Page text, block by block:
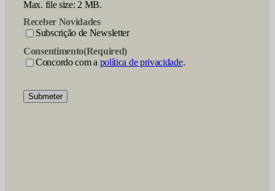
Max. file size: 2 MB.
Receber Novidades
Subscrição de Newsletter
Consentimento(Required)
Concordo com a política de privacidade.
Submeter